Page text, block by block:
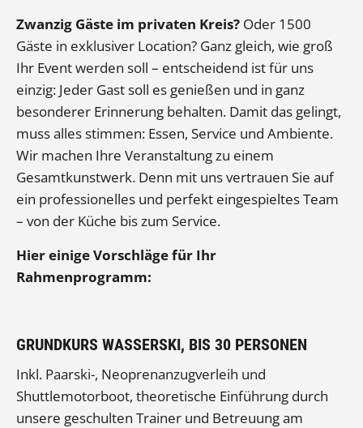
Zwanzig Gäste im privaten Kreis? Oder 1500
Gäste in exklusiver Location? Ganz gleich, wie groß
Ihr Event werden soll – entscheidend ist für uns
einzig: Jeder Gast soll es genießen und in ganz
besonderer Erinnerung behalten. Damit das gelingt,
muss alles stimmen: Essen, Service und Ambiente.
Wir machen Ihre Veranstaltung zu einem
Gesamtkunstwerk. Denn mit uns vertrauen Sie auf
ein professionelles und perfekt eingespieltes Team
– von der Küche bis zum Service.
Hier einige Vorschläge für Ihr
Rahmenprogramm:
GRUNDKURS WASSERSKI, BIS 30 PERSONEN
Inkl. Paarski-, Neoprenanzugverleih und
Shuttlemotorboot, theoretische Einführung durch
unsere geschulten Trainer und Betreuung am